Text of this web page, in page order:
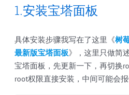
1.安装宝塔面板
具体安装步骤我写在了这里《树
最新版宝塔面板》，这里只做简
宝塔面板，先更新一下，再切换
root权限直接安装，中间可能会报